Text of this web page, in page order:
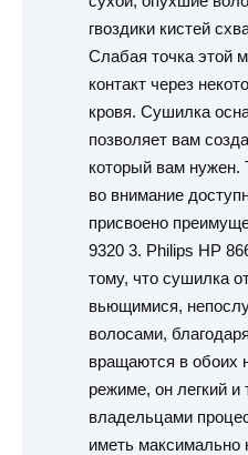
гвоздики кистей
Слабая точка этой
контакт через
кровя. Сушилка
позволяет вам
который вам нужен.
во внимание
присвоено
9320 3. Philips HP
тому, что сушилка
вьющимися,
волосами,
вращаются в обоих
режиме, он легкий и
владельцами
иметь максимально